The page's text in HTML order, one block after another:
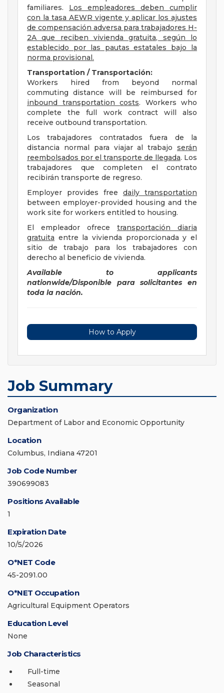
familiares. Los empleadores deben cumplir
con la tasa AEWR vigente y aplicar los ajustes
de compensación adversa para trabajadores H-
2A que reciben vivienda gratuita, según lo
establecido por las pautas estatales bajo la
norma provisional.
Transportation / Transportación:
Workers hired from beyond normal
commuting distance will be reimbursed for
inbound transportation costs. Workers who
complete the full work contract will also
receive outbound transportation.
Los trabajadores contratados fuera de la
distancia normal para viajar al trabajo serán
reembolsados por el transporte de llegada. Los
trabajadores que completen el contrato
recibirán transporte de regreso.
Employer provides free daily transportation
between employer-provided housing and the
work site for workers entitled to housing.
El empleador ofrece transportación diaria
gratuita entre la vivienda proporcionada y el
sitio de trabajo para los trabajadores con
derecho al beneficio de vivienda.
Available to applicants
nationwide/Disponible para solicitantes en
toda la nación.
How to Apply
Job Summary
Organization
Department of Labor and Economic Opportunity
Location
Columbus, Indiana 47201
Job Code Number
390699083
Positions Available
1
Expiration Date
10/5/2026
O*NET Code
45-2091.00
O*NET Occupation
Agricultural Equipment Operators
Education Level
None
Job Characteristics
Full-time
Seasonal